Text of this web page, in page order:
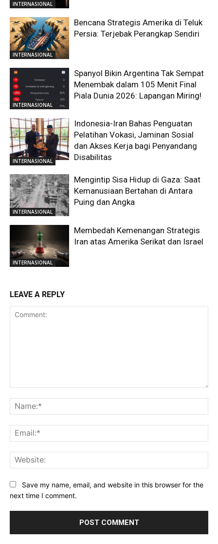
INTERNASIONAL
INTERNASIONAL
Bencana Strategis Amerika di Teluk
Persia: Terjebak Perangkap Sendiri
INTERNASIONAL
Spanyol Bikin Argentina Tak Sempat
Menembak dalam 105 Menit Final
Piala Dunia 2026: Lapangan Miring!
INTERNASIONAL
Indonesia-Iran Bahas Penguatan
Pelatihan Vokasi, Jaminan Sosial
dan Akses Kerja bagi Penyandang
Disabilitas
INTERNASIONAL
Mengintip Sisa Hidup di Gaza: Saat
Kemanusiaan Bertahan di Antara
Puing dan Angka
INTERNASIONAL
Membedah Kemenangan Strategis
Iran atas Amerika Serikat dan Israel
LEAVE A REPLY
Save my name, email, and website in this browser for the
next time I comment.